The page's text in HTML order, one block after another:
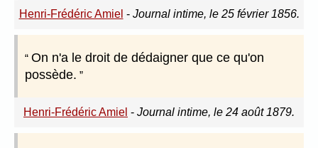
Henri-Frédéric Amiel - Journal intime, le 25 février 1856.
On n'a le droit de dédaigner que ce qu'on
possède.
Henri-Frédéric Amiel - Journal intime, le 24 août 1879.